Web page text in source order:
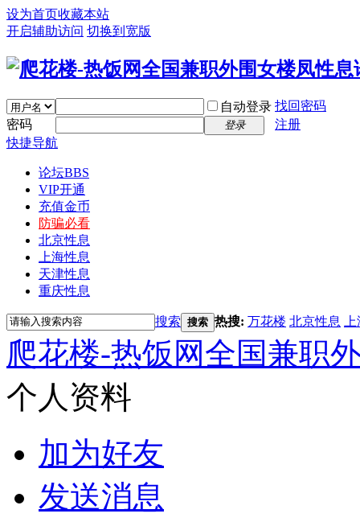
设为首页收藏本站
开启辅助访问 切换到宽版
自动登录 找回密码
密码
登录
注册
快捷导航
论坛BBS
VIP开通
充值金币
防骗必看
北京性息
上海性息
天津性息
重庆性息
搜索 搜索 热搜: 万花楼 北京性息
爬花楼-热饭网全国兼职
个人资料
加为好友
发送消息